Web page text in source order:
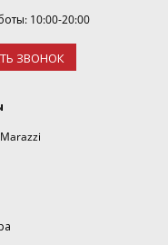
10:00-20:00
ЗВОНОК